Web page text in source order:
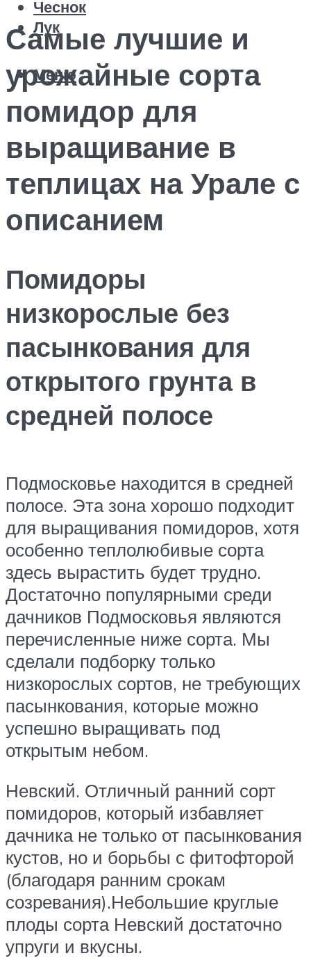
Чеснок
Лук
Меню
Самые лучшие и
урожайные сорта
помидор для
выращивание в
теплицах на Урале с
описанием
Помидоры
низкорослые без
пасынкования для
открытого грунта в
средней полосе
Подмосковье находится в средней
полосе. Эта зона хорошо подходит
для выращивания помидоров, хотя
особенно теплолюбивые сорта
здесь вырастить будет трудно.
Достаточно популярными среди
дачников Подмосковья являются
перечисленные ниже сорта. Мы
сделали подборку только
низкорослых сортов, не требующих
пасынкования, которые можно
успешно выращивать под
открытым небом.
Невский. Отличный ранний сорт
помидоров, который избавляет
дачника не только от пасынкования
кустов, но и борьбы с фитофторой
(благодаря ранним срокам
созревания).Небольшие круглые
плоды сорта Невский достаточно
упруги и вкусны.